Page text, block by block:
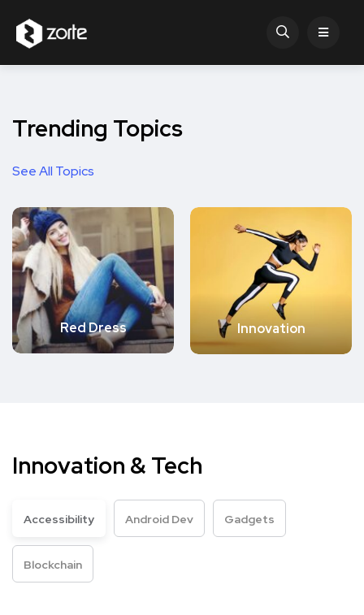
Trending Topics
See All Topics
Red Dress Innovation
Innovation & Tech
Accessibility Android Dev Gadgets
Blockchain